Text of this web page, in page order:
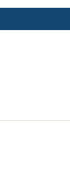
עמוד הבית>דיונים